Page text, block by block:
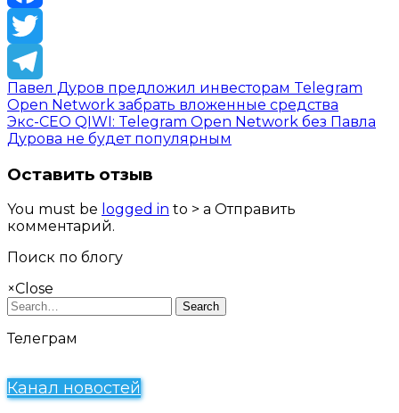
Facebook
Twitter
Telegram
Павел Дуров предложил инвесторам Telegram
Open Network забрать вложенные средства
Экс-CEO QIWI: Telegram Open Network без Павла
Дурова не будет популярным
Оставить отзыв
You must be logged in to > a Отправить
комментарий.
Поиск по блогу
×Close
Search
Телеграм
Канал новостей